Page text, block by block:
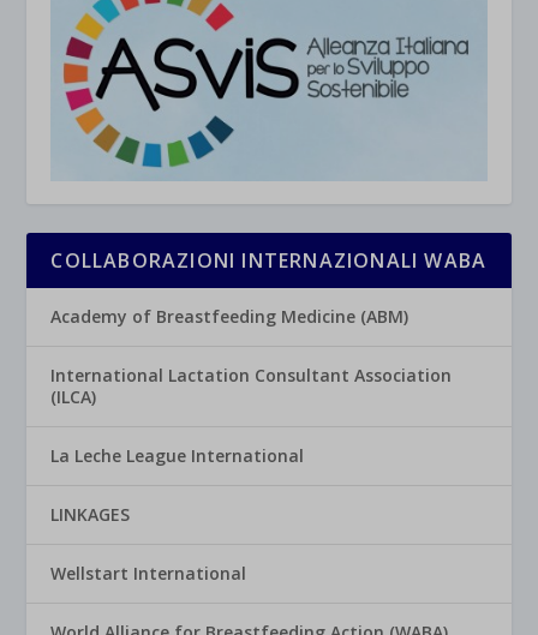
COLLABORAZIONI INTERNAZIONALI WABA
Academy of Breastfeeding Medicine (ABM)
International Lactation Consultant Association
(ILCA)
La Leche League International
LINKAGES
Wellstart International